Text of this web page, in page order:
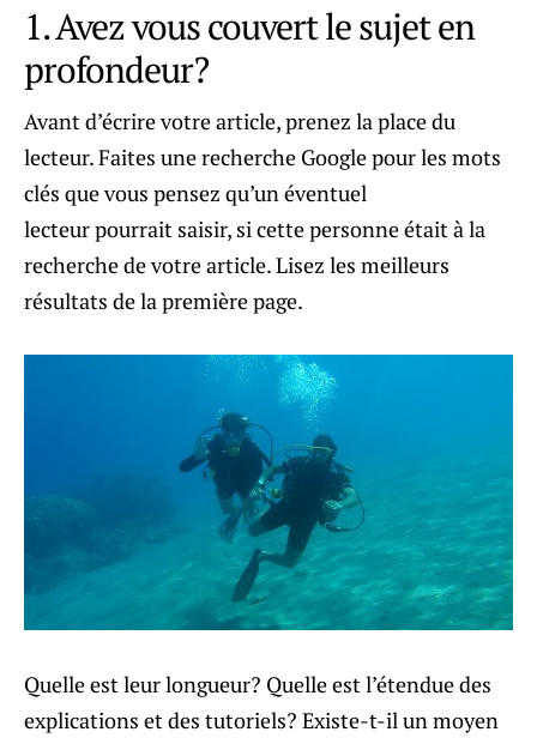
1. Avez vous couvert le sujet en
profondeur?
Avant d’écrire votre article, prenez la place du
lecteur. Faites une recherche Google pour les mots
clés que vous pensez qu’un éventuel
lecteur pourrait saisir, si cette personne était à la
recherche de votre article. Lisez les meilleurs
résultats de la première page.
Quelle est leur longueur? Quelle est l’étendue des
explications et des tutoriels? Existe-t-il un moyen